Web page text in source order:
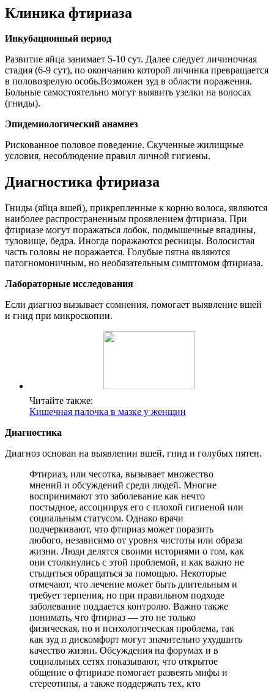
Клиника фтириаза
Инкубационный период
Развитие яйца занимает 5-10 сут. Далее следует личиночная
стадия (6-9 сут), по окончанию которой личинка превращается
в половозрелую особь.Возможен зуд в области поражения.
Больные самостоятельно могут выявить узелки на волосах
(гниды).
Эпидемиологический анамнез
Рискованное половое поведение. Скученные жилищные
условия, несоблюдение правил личной гигиены.
Диагностика фтириаза
Гниды (яйца вшей), прикрепленные к корню волоса, являются
наиболее распространенным проявлением фтириаза. При
фтириазе могут поражаться лобок, подмышечные впадины,
туловище, бедра. Иногда поражаются ресницы. Волосистая
часть головы не поражается. Голубые пятна являются
патогномоничным, но необязательным симптомом фтириаза.
Лабораторные исследования
Если диагноз вызывает сомнения, помогает выявление вшей
и гнид при микроскопии.
Читайте также:
Кишечная палочка в мазке у женщин
Диагностика
Диагноз основан на выявлении вшей, гнид и голубых пятен.
Фтириаз, или чесотка, вызывает множество
мнений и обсуждений среди людей. Многие
воспринимают это заболевание как нечто
постыдное, ассоциируя его с плохой гигиеной или
социальным статусом. Однако врачи
подчеркивают, что фтириаз может поразить
любого, независимо от уровня чистоты или образа
жизни. Люди делятся своими историями о том, как
они столкнулись с этой проблемой, и как важно не
стыдиться обращаться за помощью. Некоторые
отмечают, что лечение может быть длительным и
требует терпения, но при правильном подходе
заболевание поддается контролю. Важно также
понимать, что фтириаз — это не только
физическая, но и психологическая проблема, так
как зуд и дискомфорт могут значительно ухудшить
качество жизни. Обсуждения на форумах и в
социальных сетях показывают, что открытое
общение о фтириазе помогает развеять мифы и
стереотипы, а также поддержать тех, кто